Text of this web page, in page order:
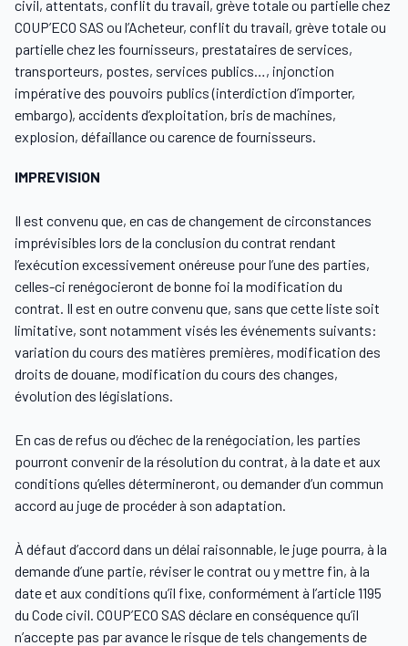
civil, attentats, conflit du travail, grève totale ou partielle chez
COUP’ECO SAS ou l’Acheteur, conflit du travail, grève totale ou
partielle chez les fournisseurs, prestataires de services,
transporteurs, postes, services publics…, injonction
impérative des pouvoirs publics (interdiction d’importer,
embargo), accidents d’exploitation, bris de machines,
explosion, défaillance ou carence de fournisseurs.
IMPREVISION
Il est convenu que, en cas de changement de circonstances
imprévisibles lors de la conclusion du contrat rendant
l’exécution excessivement onéreuse pour l’une des parties,
celles-ci renégocieront de bonne foi la modification du
contrat. Il est en outre convenu que, sans que cette liste soit
limitative, sont notamment visés les événements suivants:
variation du cours des matières premières, modification des
droits de douane, modification du cours des changes,
évolution des législations.
En cas de refus ou d’échec de la renégociation, les parties
pourront convenir de la résolution du contrat, à la date et aux
conditions qu’elles détermineront, ou demander d’un commun
accord au juge de procéder à son adaptation.
À défaut d’accord dans un délai raisonnable, le juge pourra, à la
demande d’une partie, réviser le contrat ou y mettre fin, à la
date et aux conditions qu’il fixe, conformément à l’article 1195
du Code civil. COUP’ECO SAS déclare en conséquence qu’il
n’accepte pas par avance le risque de tels changements de